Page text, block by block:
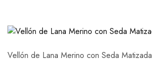
Vellón de Lana Merino con Seda Matizada